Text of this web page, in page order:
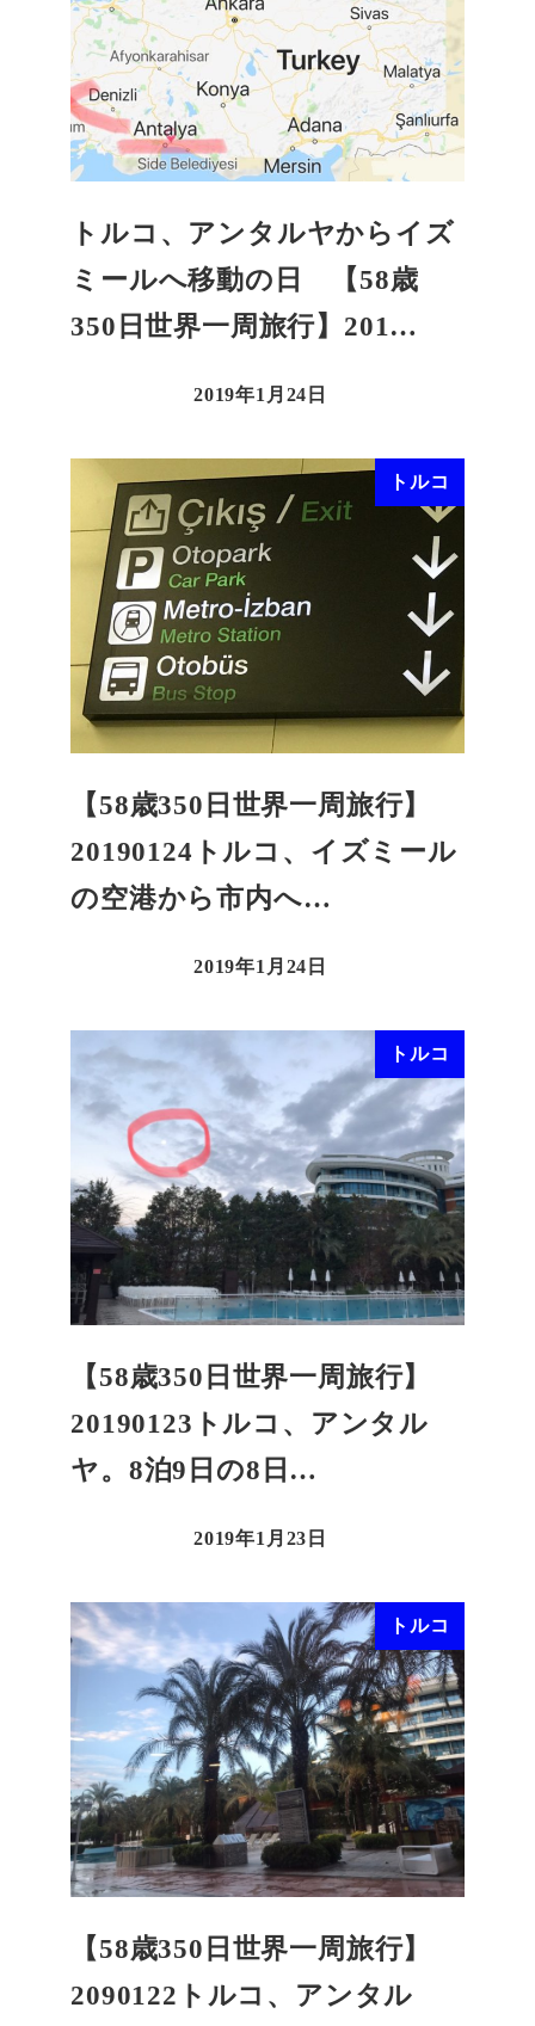
トルコ、アンタルヤからイズ
ミールへ移動の日 【58歳
350日世界一周旅行】201…
2019年1月24日
トルコ
【58歳350日世界一周旅行】
20190124トルコ、イズミール
の空港から市内へ…
2019年1月24日
トルコ
【58歳350日世界一周旅行】
20190123トルコ、アンタル
ヤ。8泊9日の8日…
2019年1月23日
トルコ
【58歳350日世界一周旅行】
2090122トルコ、アンタル